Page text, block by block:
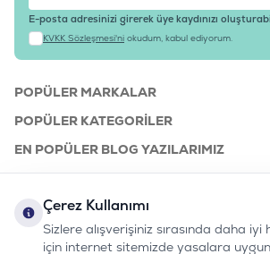
E-posta adresinizi girerek üye kaydınızı
KVKK Sözleşmesi'ni okudum, kabul ediyorum.
POPÜLER MARKALAR
POPÜLER KATEGORILER
EN POPÜLER BLOG YAZILARIMIZ
KURUMSAL
Çerez Kullanımı
Sizlere alışverişiniz sırasında daha iyi
için internet sitemizde yasalara